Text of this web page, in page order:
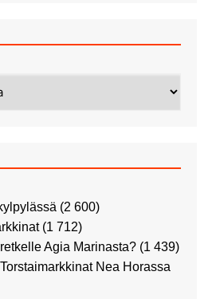
(2 600)
(1 712)
Agia Marinasta? (1 439)
Nea Horassa